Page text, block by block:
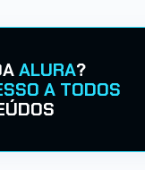
ALURA?
A TODOS